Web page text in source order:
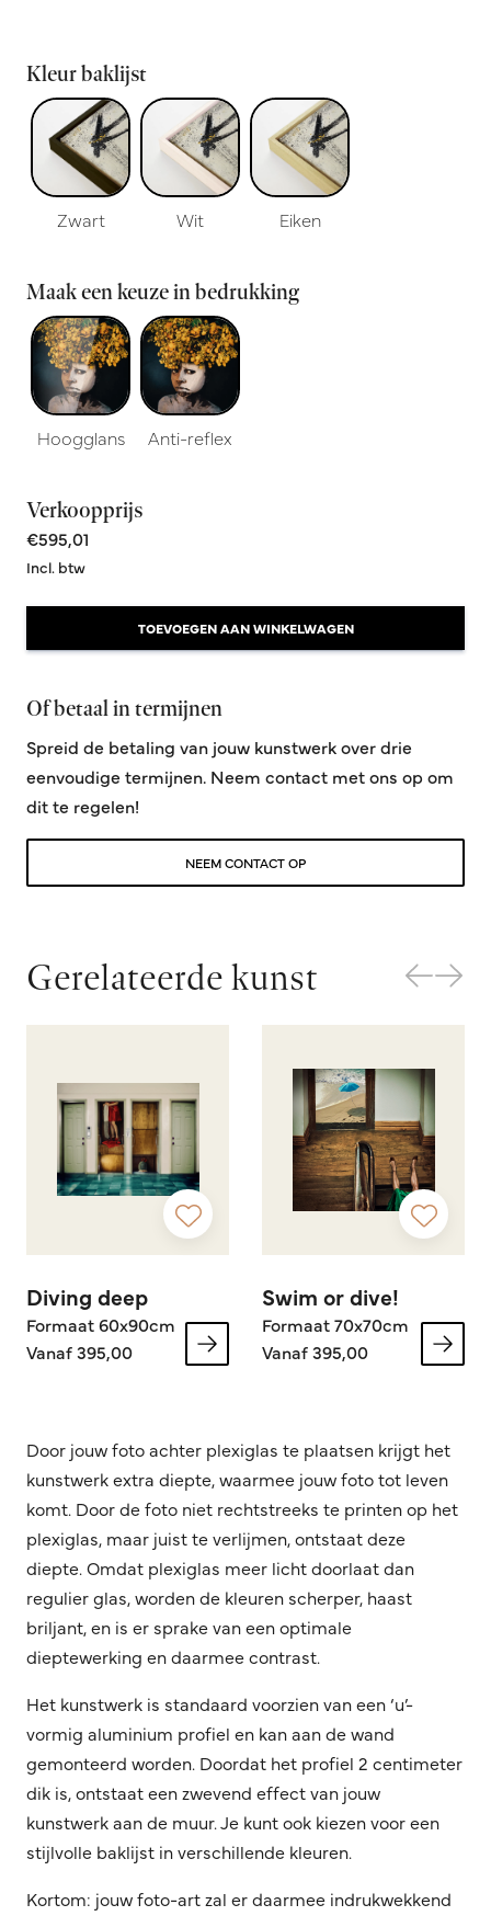
Kleur baklijst
Zwart Wit Eiken
Maak een keuze in bedrukking
Hoogglans Anti-reflex
Verkoopprijs
€595,01
Incl. btw
TOEVOEGEN AAN WINKELWAGEN
Of betaal in termijnen
Spreid de betaling van jouw kunstwerk over drie
eenvoudige termijnen. Neem contact met ons op om
dit te regelen!
NEEM CONTACT OP
Gerelateerde kunst
Diving deep
Formaat 60x90cm
Vanaf 395,00
Swim or dive!
Formaat 70x70cm
Vanaf 395,00
Door jouw foto achter plexiglas te plaatsen krijgt het
kunstwerk extra diepte, waarmee jouw foto tot leven
komt. Door de foto niet rechtstreeks te printen op het
plexiglas, maar juist te verlijmen, ontstaat deze
diepte. Omdat plexiglas meer licht doorlaat dan
regulier glas, worden de kleuren scherper, haast
briljant, en is er sprake van een optimale
dieptewerking en daarmee contrast.
Het kunstwerk is standaard voorzien van een ‘u’-
vormig aluminium profiel en kan aan de wand
gemonteerd worden. Doordat het profiel 2 centimeter
dik is, ontstaat een zwevend effect van jouw
kunstwerk aan de muur. Je kunt ook kiezen voor een
stijlvolle baklijst in verschillende kleuren.
Kortom: jouw foto-art zal er daarmee indrukwekkend